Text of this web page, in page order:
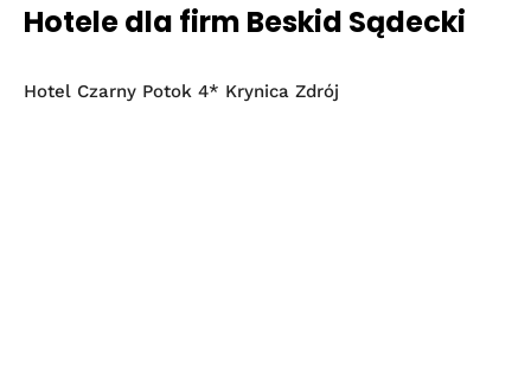
Hotele dla firm Beskid Sądecki
Hotel Czarny Potok 4* Krynica Zdrój